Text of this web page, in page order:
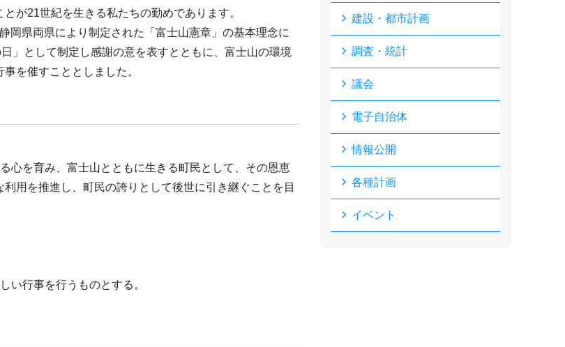
が21世紀を生きる私たちの勤めであります。
岡県両県により制定された「富士山憲章」の基本理念に
」として制定し感謝の意を表すとともに、富士山の環境
を催すこととしました。
を育み、富士山とともに生きる町民として、その恩恵
用を推進し、町民の誇りとして後世に引き継ぐことを目
い行事を行うものとする。
建設・都市計画
調査・統計
議会
電子自治体
情報公開
各種計画
イベント